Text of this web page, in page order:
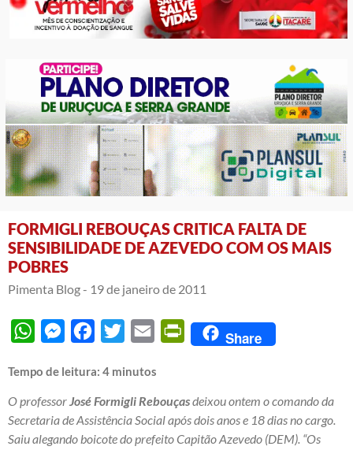
FORMIGLI REBOUÇAS CRITICA FALTA DE
SENSIBILIDADE DE AZEVEDO COM OS MAIS
POBRES
Pimenta Blog - 19 de janeiro de 2011
WhatsAppMessengerFacebook
Twitter Email PrintFriendly
Share
Tempo de leitura: 4 minutos
O professorJosé Formigli Rebouçasdeixou ontem o comando da
Secretaria de Assistência Social após dois anos e 18 dias no cargo.
Saiu alegando boicote do prefeito Capitão Azevedo (DEM). “Os